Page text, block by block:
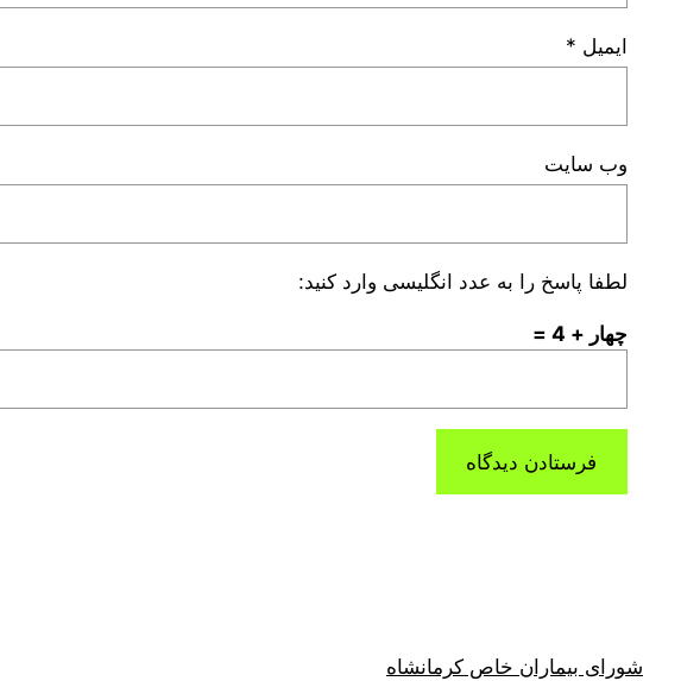
ایمیل *
وب‌ سایت
لطفا پاسخ را به عدد انگلیسی وارد کنید:
چهار + 4 =
شورای بیماران خاص کرمانشاه